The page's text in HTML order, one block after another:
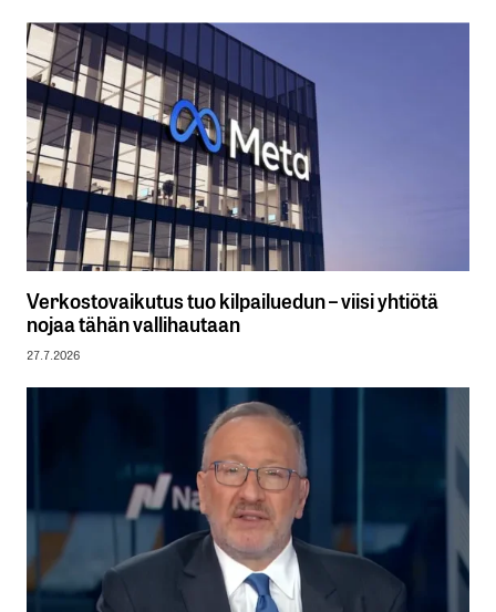
Verkostovaikutus tuo kilpailuedun – viisi yhtiötä
nojaa tähän vallihautaan
27.7.2026